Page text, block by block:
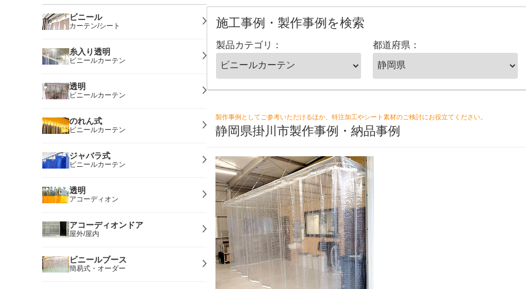
施工事例・製作事例を検索
製品カテゴリ： 都道府県：
製作事例としてご参考いただけるほか、特注加工やシート素材のご検討にお役立てください。
静岡県掛川市製作事例・納品事例
ビニール
カーテン/シート
糸入り透明
ビニールカーテン
透明
ビニールカーテン
のれん式
ビニールカーテン
ジャバラ式
ビニールカーテン
透明
アコーディオン
アコーディオンドア
屋外/屋内
ビニールブース
簡易式・オーダー